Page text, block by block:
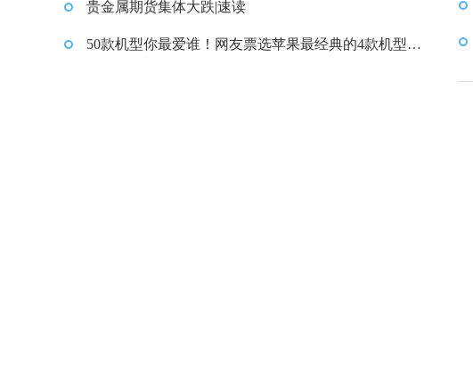
贵金属期货集体大跌|速读
50款机型你最爱谁！网友票选苹果最经典的4款机型：